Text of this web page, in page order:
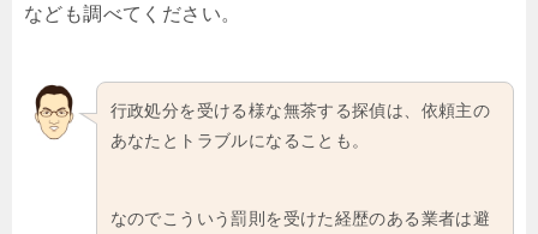
なども調べてください。
行政処分を受ける様な無茶する探偵は、依頼主の
あなたとトラブルになることも。
なのでこういう罰則を受けた経歴のある業者は避